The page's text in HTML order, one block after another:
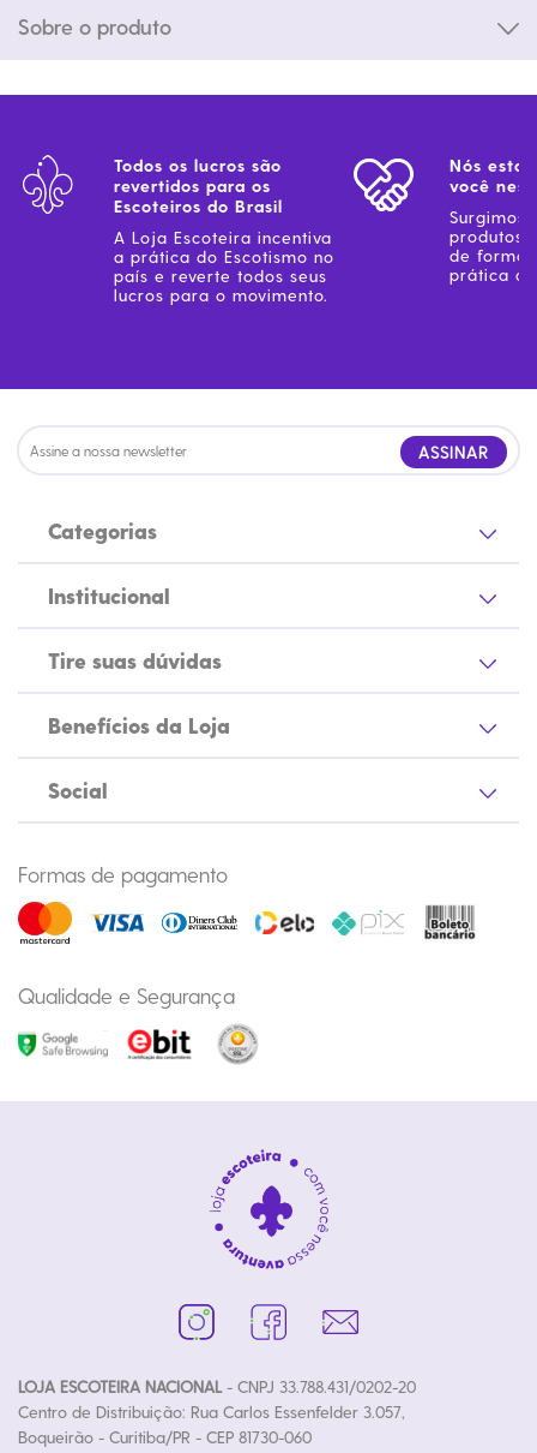
Sobre o produto
Todos os lucros são
revertidos para os
Escoteiros do Brasil
A Loja Escoteira incentiva
a prática do Escotismo no
país e reverte todos seus
lucros para o movimento.
Nós
você
Surgimos
produtos
de forma
prática
ASSINAR
Categorias
Institucional
Tire suas dúvidas
Benefícios da Loja
Social
Formas de pagamento
Qualidade e Segurança
LOJA ESCOTEIRA NACIONAL- CNPJ 33.788.431/0202-20
Centro de Distribuição: Rua Carlos Essenfelder 3.057,
Boqueirão - Curitiba/PR - CEP 81730-060